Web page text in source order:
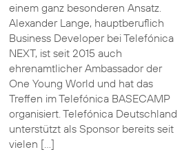
einem ganz besonderen Ansatz.
Alexander Lange, hauptberuflich
Business Developer bei Telefónica
NEXT, ist seit 2015 auch
ehrenamtlicher Ambassador der
One Young World und hat das
Treffen im Telefónica BASECAMP
organisiert. Telefónica Deutschland
unterstützt als Sponsor bereits seit
vielen […]